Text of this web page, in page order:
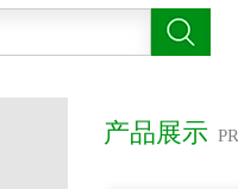
产品展示